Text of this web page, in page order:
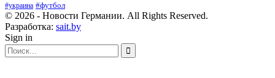
#украина #футбол
© 2026 - Новости Германии. All Rights Reserved.
Разработка: sait.by
Sign in